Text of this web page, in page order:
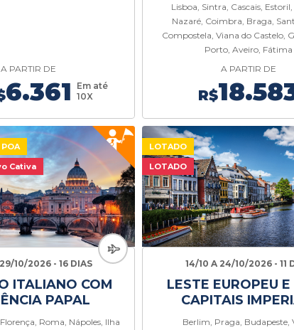
A PARTIR DE
6.361
Em até
10X
Lisboa, Sintra, Cascais,
Nazaré, Coimbra, Braga,
Compostela, Viana do Castelo,
Porto, Aveiro, Fátima
A PARTIR DE
R$
Cativa
10/2026 - 16 DIAS
ITALIANO COM
PAPAL
Roma, Nápoles, Ilha
LOTADO
LOTADO
14/10 A 24/10/2026 - 11
LESTE EUROPEU E
CAPITAIS
Berlim, Praga, Budapeste,